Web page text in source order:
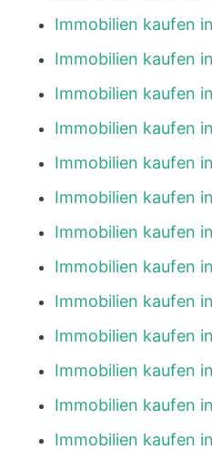
Immobilien kaufen
Immobilien kaufen
Immobilien kaufen
Immobilien kaufen
Immobilien kaufen
Immobilien kaufen
Immobilien kaufen
Immobilien kaufen
Immobilien kaufen
Immobilien kaufen
Immobilien kaufen
Immobilien kaufen
Immobilien kaufen